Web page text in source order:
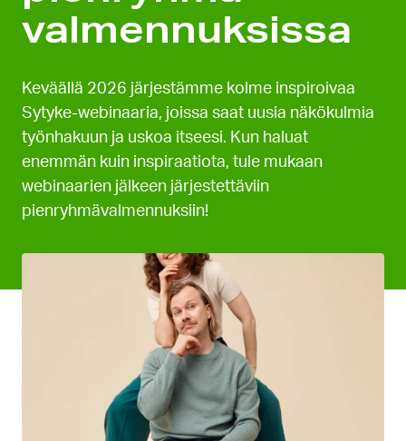
valmennuksissa
Keväällä 2026 järjestämme kolme inspiroivaa
Sytyke-webinaaria, joissa saat uusia näkökulmia
työnhakuun ja uskoa itseesi. Kun haluat
enemmän kuin inspiraatiota, tule mukaan
webinaarien jälkeen järjestettäviin
pienryhmävalmennuksiin!